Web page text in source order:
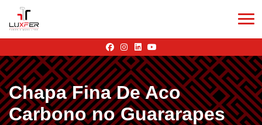
Chapa Fina De Aco
Carbono no Guararapes